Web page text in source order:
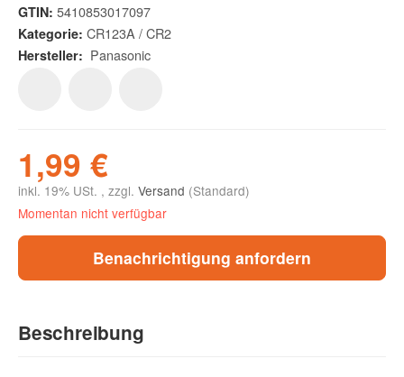
GTIN: 5410853017097
Kategorie: CR123A / CR2
Hersteller: Panasonic
1,99 €
inkl. 19% USt. , zzgl. Versand (Standard)
Momentan nicht verfügbar
Benachrichtigung anfordern
Beschreibung